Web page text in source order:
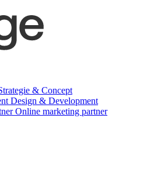
& Concept
Design & Development
Online marketing partner